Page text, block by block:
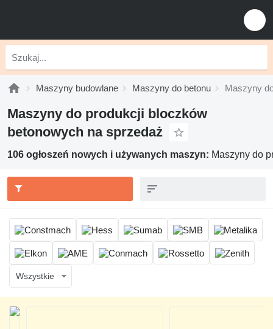
Maszyny budowlane Maszyny do betonu Maszyny
Maszyny do produkcji bloczków
betonowych na sprzedaż
106 ogłoszeń nowych i używanych maszyn: Maszyny do
Wszystkie